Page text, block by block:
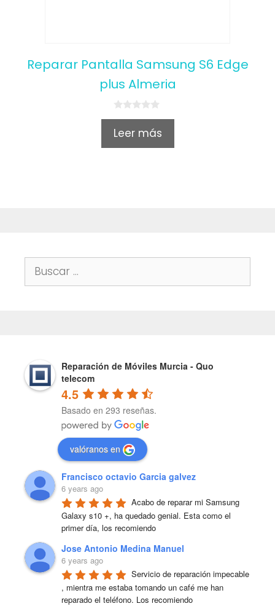
Reparar Pantalla Samsung S6 Edge
plus Almeria
0
u
Leer más
Buscar:
Reparación de Móviles Murcia - Quo
telecom
4.5
Basado en 293 reseñas.
valóranos en
Francisco octavio Garcia galvez
6 years ago
Acabo de reparar mi Samsung
Galaxy s10 +, ha quedado genial. Esta como el
primer día, los recomiendo
Jose Antonio Medina Manuel
6 years ago
Servicio de reparación impecable
, mientra me estaba tomando un café me han
reparado el teléfono. Los recomiendo